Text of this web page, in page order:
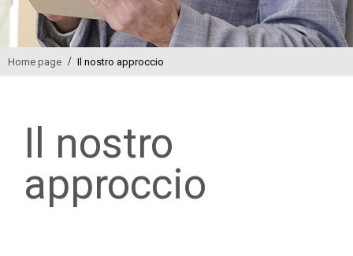
Home page / Il nostro approccio
Il nostro
approccio